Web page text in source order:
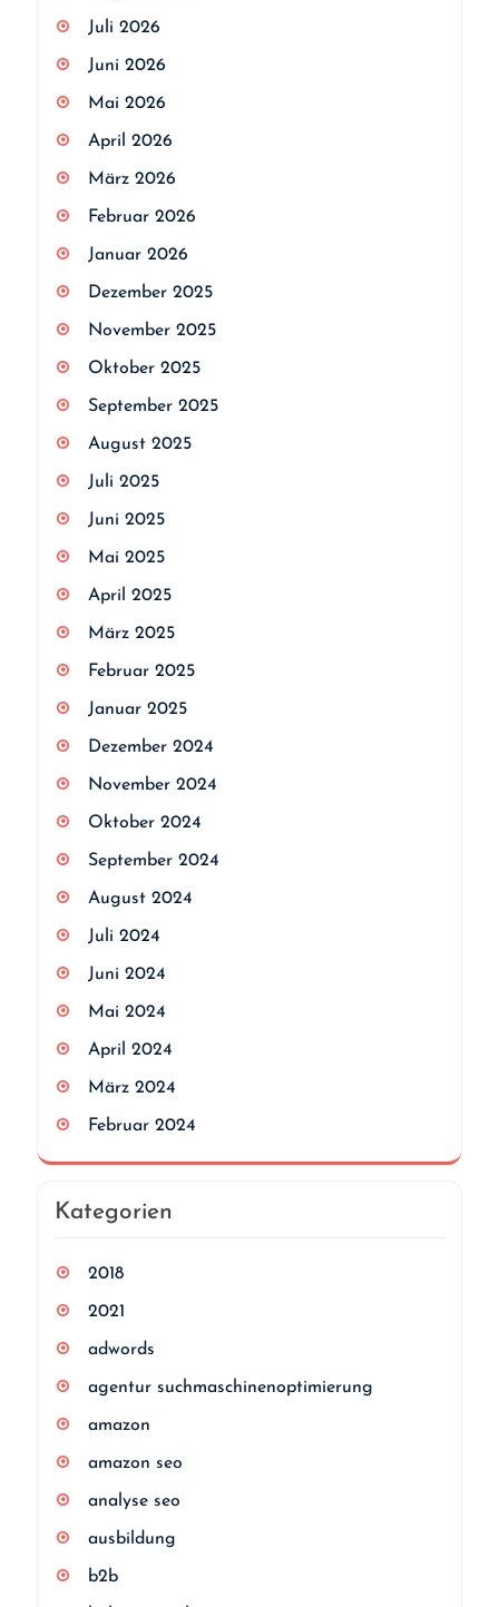
Juli 2026
Juni 2026
Mai 2026
April 2026
März 2026
Februar 2026
Januar 2026
Dezember 2025
November 2025
Oktober 2025
September 2025
August 2025
Juli 2025
Juni 2025
Mai 2025
April 2025
März 2025
Februar 2025
Januar 2025
Dezember 2024
November 2024
Oktober 2024
September 2024
August 2024
Juli 2024
Juni 2024
Mai 2024
April 2024
März 2024
Februar 2024
Kategorien
2018
2021
adwords
agentur suchmaschinenoptimierung
amazon
amazon seo
analyse seo
ausbildung
b2b